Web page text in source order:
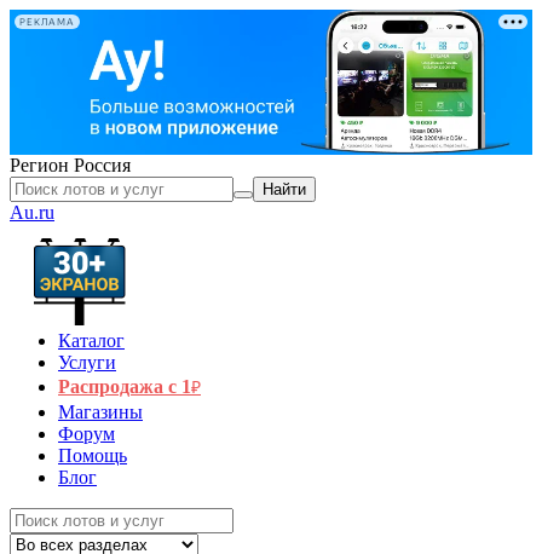
РЕКЛАМА
Регион Россия
Найти
Au.ru
Каталог
Услуги
Распродажа с 1₽
Магазины
Форум
Помощь
Блог